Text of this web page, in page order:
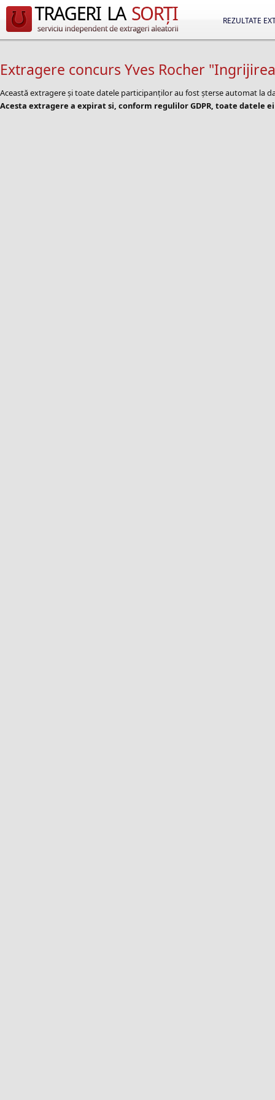
REZULTATE
Extragere concurs Yves Rocher
Această extragere și toate datele participanților au fost șterse automat la
Acesta extragere a expirat si, conform regulilor GDPR, toate datele